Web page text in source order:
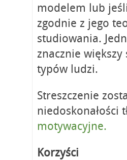
modelem lub
zgodnie z jego
studiowania.
znacznie
typów ludzi.
Streszczenie
niedoskonałości
motywacyjne.
Korzyści